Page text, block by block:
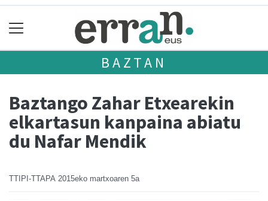
BAZTAN
Baztango Zahar Etxearekin
elkartasun kanpaina abiatu
du Nafar Mendik
TTIPI-TTAPA 2015eko martxoaren 5a